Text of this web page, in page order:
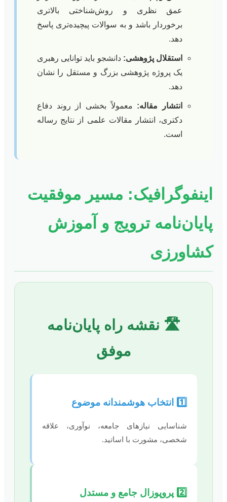
عمق نظری و روش‌شناختی بالاتری
برخوردار باشد و به سوالات پیچیده‌تری پاسخ
دهد.
استقلال پژوهشی: دانشجو باید توانایی رهبری
یک پروژه پژوهشی بزرگ و مستقل را نشان
دهد.
انتشار مقاله: معمولاً بخشی از روند دفاع
دکتری، انتشار مقالات علمی از نتایج رساله
است.
اینفوگرافیک: مسیر موفقیت
پایان‌نامه ترویج و آموزش
کشاورزی
🛣️ نقشه راه پایان‌نامه
موفق
1️⃣ انتخاب هوشمندانه موضوع
شناسایی نیازهای جامعه، نوآوری، علاقه
شخصی، مشورت با اساتید.
2️⃣ پروپوزال جامع و مستدل